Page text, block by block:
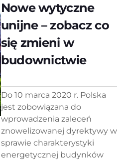
Nowe wytyczne
unijne – zobacz co
się zmieni w
budownictwie
Do 10 marca 2020 r. Polska
jest zobo­wiązana do
wprowadzenia zaleceń
znowelizowanej dyrektywy w
sprawie charakterystyki
energetycznej budyn­ków